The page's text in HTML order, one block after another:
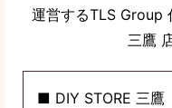
運営するTLS Group
三鷹
■ DIY STORE 三鷹